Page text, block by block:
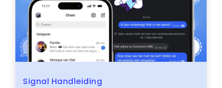
Signal Handleiding